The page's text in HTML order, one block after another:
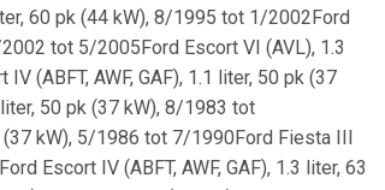
60 pk (44 kW), 8/1995 tot 1/2002Ford
tot 5/2005Ford Escort VI (AVL), 1.3
(ABFT, AWF, GAF), 1.1 liter, 50 pk (37
50 pk (37 kW), 8/1983 tot
(37 kW), 5/1986 tot 7/1990Ford Fiesta III
Escort IV (ABFT, AWF, GAF), 1.3 liter, 63